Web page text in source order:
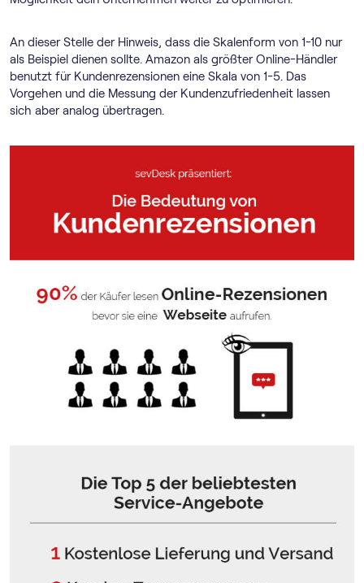
An dieser Stelle der Hinweis, dass die Skalenform von 1-10 nur
als Beispiel dienen sollte. Amazon als größter Online-Händler
benutzt für Kundenrezensionen eine Skala von 1-5. Das
Vorgehen und die Messung der Kundenzufriedenheit lassen
sich aber analog übertragen.